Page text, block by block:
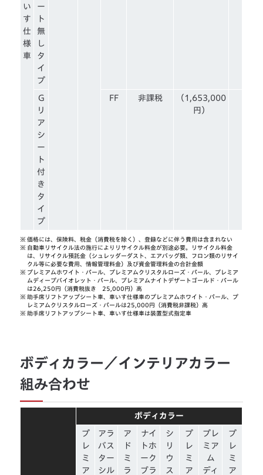
い
す
仕
様
車
ー
ト
無
し
タ
イ
プ
G
リ
ア
シ
ー
ト
付
き
タ
イ
プ
FF 非課税
（1,653,000
円）
※ 価格には、保険料、税金（消費税を除く）、登録などに伴う費用は含まれない
※ 自動車リサイクル法の施行によりリサイクル料金が別途必要。リサイクル料金
は、リサイクル預託金（シュレッダーダスト、エアバッグ類、フロン類のリサイ
クル等に必要な費用、情報管理料金）及び資金管理料金の合計金額
※ プレミアムホワイト・パール、プレミアムクリスタルローズ・パール、プレミア
ムディープバイオレット・パール、プレミアムナイトデザートゴールド・パール
は26,250円（消費税抜き 25,000円）高
※ 助手席リフトアップシート車、車いす仕様車のプレミアムホワイト・パール、プ
レミアムクリスタルローズ・パールは25,000円（消費税非課税）高
※ 助手席リフトアップシート車、車いす仕様車は装置型式指定車
ボディカラー／インテリアカラー
組み合わせ
ボディカラー
プ
レ
ミ
ア
アラ
バス
ター
シル
ア
ド
ミ
ラ
ナイ
トホ
ーク
ブラ
シ
リ
ウ
ス
プ
レ
ミ
ア
プレ
ミア
ム
ディ
プ
レ
ミ
ア